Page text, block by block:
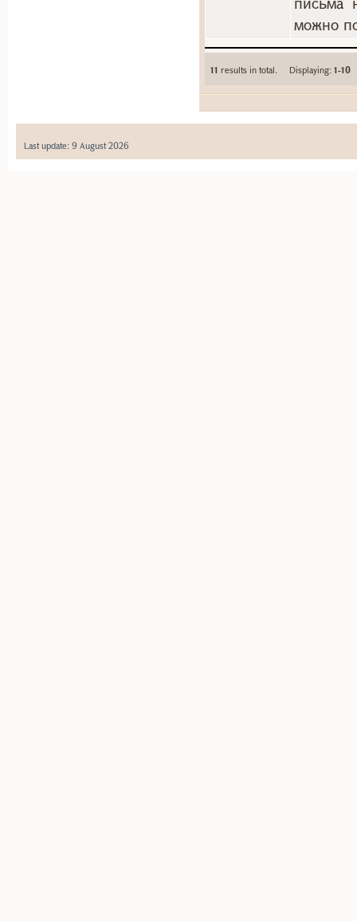
можно
11 results in total. Displaying:1-10
Last update: 9 August 2026